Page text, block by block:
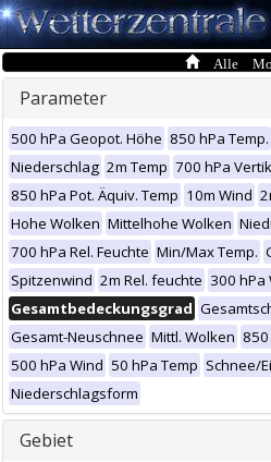
Alle
Parameter
500 hPa Geopot. Höhe 850 hPa Temp.
Niederschlag 2m Temp 700 hPa
850 hPa Pot. Äquiv. Temp 10m Wind
Hohe Wolken Mittelhohe Wolken
700 hPa Rel. Feuchte Min/Max Temp.
Spitzenwind 2m Rel. feuchte 300 hPa
Gesamtbedeckungsgrad
Gesamt-Neuschnee Mittl. Wolken
500 hPa Wind 50 hPa Temp Schnee/
Niederschlagsform
Gebiet